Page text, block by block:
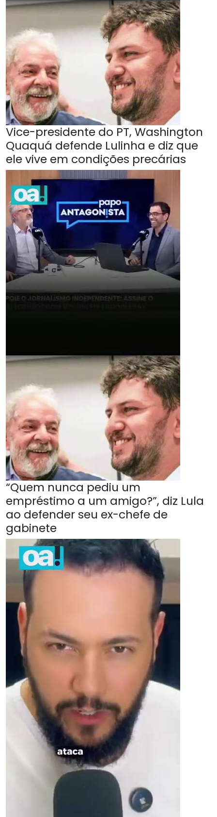
Vice-presidente do PT, Washington
Quaquá defende Lulinha e diz que
ele vive em condições precárias
“Quem nunca pediu um
empréstimo a um amigo?”, diz Lula
ao defender seu ex-chefe de
gabinete